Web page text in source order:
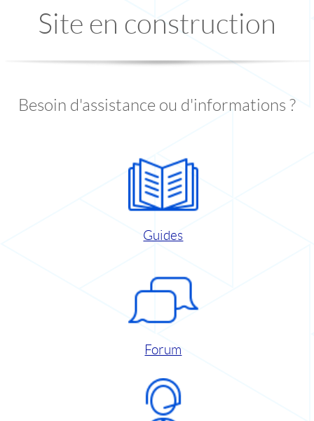
Site en construction
Besoin d'assistance ou d'informations ?
Guides
Forum